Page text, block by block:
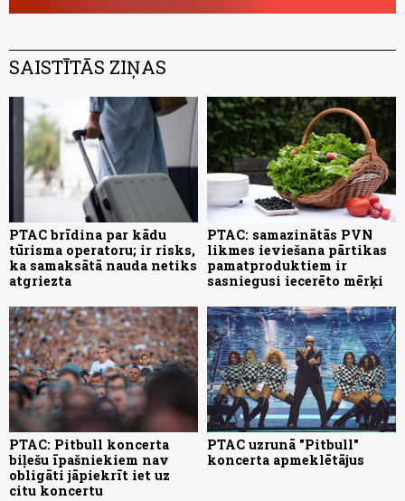
SAISTĪTĀS ZIŅAS
PTAC brīdina par kādu
tūrisma operatoru; ir risks,
ka samaksātā nauda netiks
atgriezta
PTAC: samazinātās PVN
likmes ieviešana pārtikas
pamatproduktiem ir
sasniegusi iecerēto mērķi
PTAC: Pitbull koncerta
biļešu īpašniekiem nav
obligāti jāpiekrīt iet uz
citu koncertu
PTAC uzrunā "Pitbull"
koncerta apmeklētājus